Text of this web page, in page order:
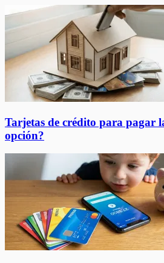
Tarjetas de crédito para pagar
opción?